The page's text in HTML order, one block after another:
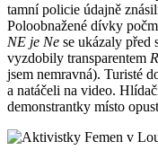
tamní policie údajně
Poloobnažené dívky
NE je Ne se ukázaly před
vyzdobily transparentem
jsem nemravná). Turisté
a natáčeli na video.
demonstrantky místo